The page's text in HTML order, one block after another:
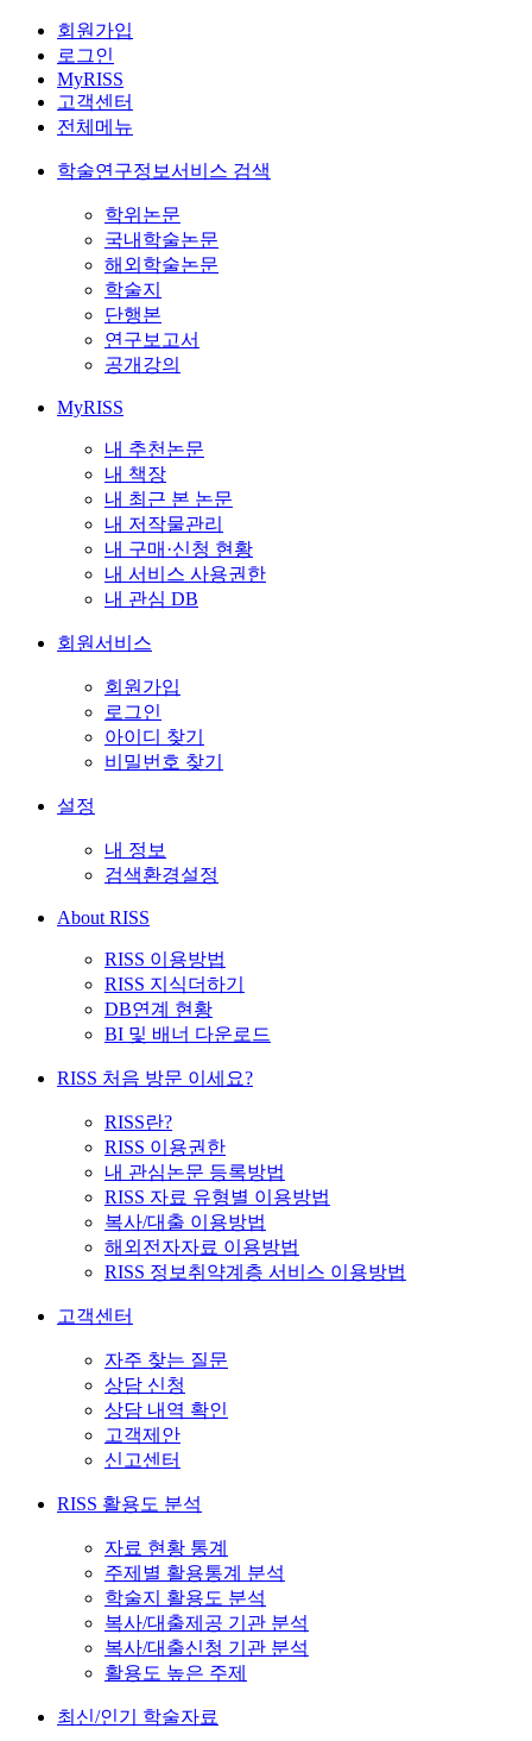
회원가입
로그인
MyRISS
고객센터
전체메뉴
학술연구정보서비스 검색
학위논문
국내학술논문
해외학술논문
학술지
단행본
연구보고서
공개강의
MyRISS
내 추천논문
내 책장
내 최근 본 논문
내 저작물관리
내 구매·신청 현황
내 서비스 사용권한
내 관심 DB
회원서비스
회원가입
로그인
아이디 찾기
비밀번호 찾기
설정
내 정보
검색환경설정
About RISS
RISS 이용방법
RISS 지식더하기
DB연계 현황
BI 및 배너 다운로드
RISS 처음 방문 이세요?
RISS란?
RISS 이용권한
내 관심논문 등록방법
RISS 자료 유형별 이용방법
복사/대출 이용방법
해외전자자료 이용방법
RISS 정보취약계층 서비스 이용방법
고객센터
자주 찾는 질문
상담 신청
상담 내역 확인
고객제안
신고센터
RISS 활용도 분석
자료 현황 통계
주제별 활용통계 분석
학술지 활용도 분석
복사/대출제공 기관 분석
복사/대출신청 기관 분석
활용도 높은 주제
최신/인기 학술자료